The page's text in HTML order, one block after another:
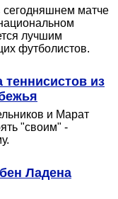
матче
лучшим
футболистов.
теннисистов из
и Марат
"своим" -
Ладена